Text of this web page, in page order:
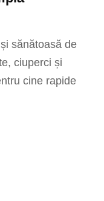
sănătoasă de
ciuperci și
cine rapide